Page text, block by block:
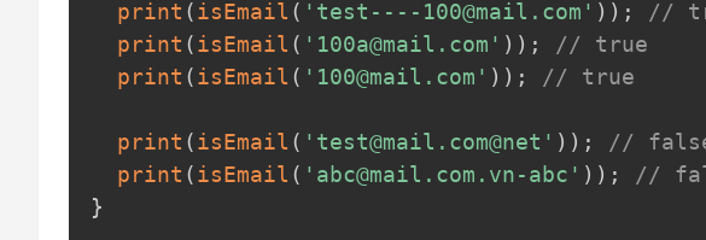
print (isEmail ( 'test----100@mail.com' ) ) ;
//
print (isEmail ( '100a@mail.com' ) ) ;
// true
print (isEmail ( '100@mail.com' ) ) ; // true
print (isEmail ( 'test@mail.com@net' ) ) ;
//
print (isEmail ( 'abc@mail.com.vn-abc' ) ) ;
//
}